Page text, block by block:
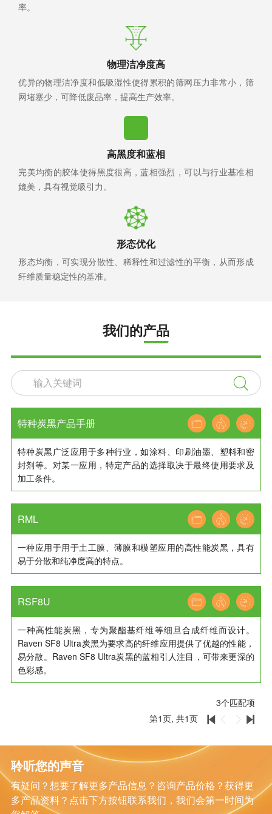
率。
物理洁净度高
优异的物理洁净度和低吸湿性使得累积的筛网压力非常小，筛
网堵塞少，可降低废品率，提高生产效率。
高黑度和蓝相
完美均衡的胶体使得黑度很高，蓝相强烈，可以与行业基准相
媲美，具有视觉吸引力。
形态优化
形态均衡，可实现分散性、稀释性和过滤性的平衡，从而形成
纤维质量稳定性的基准。
我们的产品

特种炭黑产品手册
特种炭黑广泛应用于多种行业，如涂料、印刷油墨、塑料和密
封剂等。对某一应用，特定产品的选择取决于最终使用要求及
加工条件。
RML
一种应用于用于土工膜、薄膜和模塑应用的高性能炭黑，具有
易于分散和纯净度高的特点。
RSF8U
一种高性能炭黑，专为聚酯基纤维等细旦合成纤维而设计。
Raven SF8 Ultra炭黑为要求高的纤维应用提供了优越的性能，
易分散。Raven SF8 Ultra炭黑的蓝相引人注目，可带来更深的
色彩感。
3个匹配项
第1页, 共1页    
聆听您的声音
有疑问？想要了解更多产品信息？咨询产品价格？获得更
多产品资料？点击下方按钮联系我们，我们会第一时间为